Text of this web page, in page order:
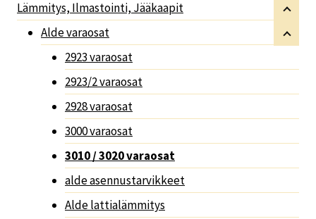
Lämmitys, Ilmastointi, Jääkaapit
Alde varaosat
2923 varaosat
2923/2 varaosat
2928 varaosat
3000 varaosat
3010 / 3020 varaosat
alde asennustarvikkeet
Alde lattialämmitys